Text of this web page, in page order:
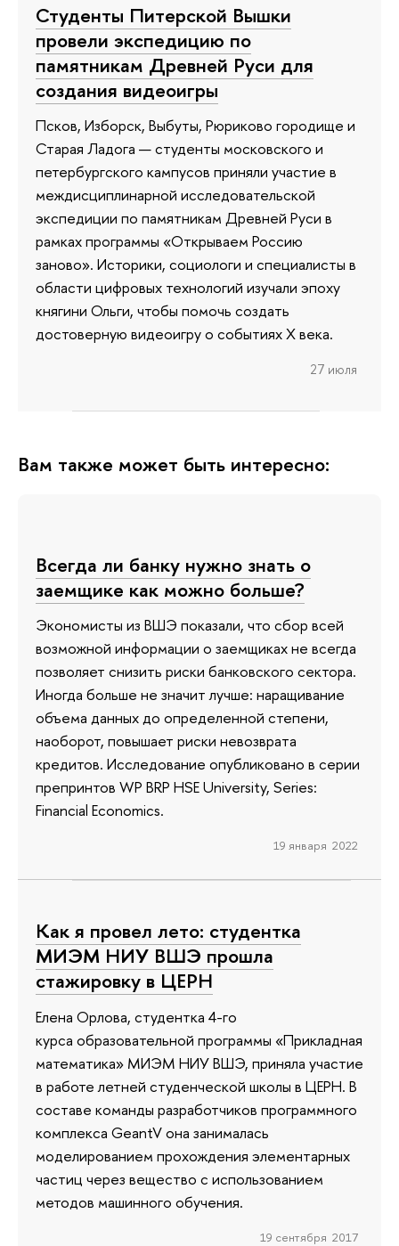
Студенты Питерской Вышки
провели экспедицию по
памятникам Древней Руси для
создания видеоигры
Псков, Изборск, Выбуты, Рюриково городище и
Старая Ладога — студенты московского и
петербургского кампусов приняли участие в
междисциплинарной исследовательской
экспедиции по памятникам Древней Руси в
рамках программы «Открываем Россию
заново». Историки, социологи и специалисты в
области цифровых технологий изучали эпоху
княгини Ольги, чтобы помочь создать
достоверную видеоигру о событиях X века.
27 июля
Вам также может быть интересно:
Всегда ли банку нужно знать о
заемщике как можно больше?
Экономисты из ВШЭ показали, что сбор всей
возможной информации о заемщиках не всегда
позволяет снизить риски банковского сектора.
Иногда больше не значит лучше: наращивание
объема данных до определенной степени,
наоборот, повышает риски невозврата
кредитов. Исследование опубликовано в серии
препринтов WP BRP HSE University, Series:
Financial Economics.
19 января 2022
Как я провел лето: студентка
МИЭМ НИУ ВШЭ прошла
стажировку в ЦЕРН
Елена Орлова, студентка 4-го
курса образовательной программы «Прикладная
математика» МИЭМ НИУ ВШЭ, приняла участие
в работе летней студенческой школы в ЦЕРН. В
составе команды разработчиков программного
комплекса GeantV она занималась
моделированием прохождения элементарных
частиц через вещество с использованием
методов машинного обучения.
19 сентября 2017